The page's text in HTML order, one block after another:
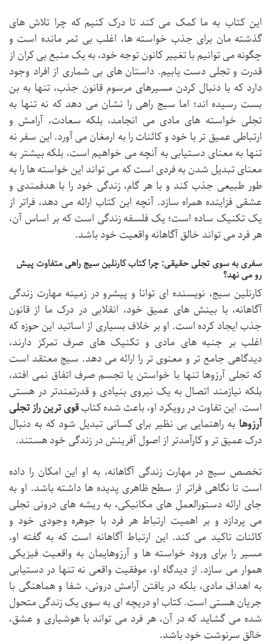
این کتاب به ما کمک می کند تا درک کنیم که چرا تلاش های
گذشته مان برای جذب خواسته ها، اغلب بی ثمر مانده است و
چگونه می توانیم با تغییر کانون توجه خود، به یک منبع بی کران از
قدرت و تجلی دست یابیم. داستان های بی شماری از افراد وجود
دارد که با دنبال کردن مسیرهای مرسوم قانون جذب، تنها به بن
بست رسیده اند؛ اما سیج راهی را نشان می دهد که نه تنها به
تجلی خواسته های مادی می انجامد، بلکه سعادت، آرامش و
ارتباطی عمیق تر با خود و کائنات را به ارمغان می آورد. این سفر نه
تنها به معنای دستیابی به آنچه می خواهیم است، بلکه بیشتر به
معنای تبدیل شدن به فردی است که می تواند این خواسته ها را به
طور طبیعی جذب کند و با هر گام، زندگی خود را با هدفمندی و
عشقی فزاینده همراه سازد. آنچه این کتاب ارائه می دهد، فراتر از
یک تکنیک ساده است؛ یک فلسفه زندگی است که بر اساس آن،
هر فرد می تواند خالق آگاهانه واقعیت خود باشد.
سفری به سوی تجلی حقیقی: چرا کتاب کارنلین سیج راهی متفاوت پیش
رو می نهد؟
کارنلین سیج، نویسنده ای توانا و پیشرو در زمینه مهارت زندگی
آگاهانه، با بینش های عمیق خود، انقلابی در درک ما از قانون
جذب ایجاد کرده است. او بر خلاف بسیاری از اساتید این حوزه که
اغلب بر جنبه های مادی و تکنیک های صرف تمرکز دارند،
دیدگاهی جامع تر و معنوی تر را ارائه می دهد. سیج معتقد است
که تجلی آرزوها تنها با خواستن یا تجسم صرف اتفاق نمی افتد،
بلکه نیازمند اتصال به یک نیروی بنیادی و قدرتمندتر در هستی
است. این تفاوت در رویکرد او، باعث شده کتابقوی ترین راز تجلی
آرزوها به راهنمایی بی نظیر برای کسانی تبدیل شود که به دنبال
درک عمیق تر و کارآمدتر از اصول آفرینش در زندگی خود هستند.
تخصص سیج در مهارت زندگی آگاهانه، به او این امکان را داده
است تا نگاهی فراتر از سطح ظاهری پدیده ها داشته باشد. او به
جای ارائه دستورالعمل های مکانیکی، به ریشه های درونی تجلی
می پردازد و بر اهمیت ارتباط هر فرد با جوهره وجودی خود و
کائنات تاکید می کند. این ارتباط آگاهانه است که به گفته او،
مسیر را برای ورود خواسته ها و آرزوهایمان به واقعیت فیزیکی
هموار می سازد. از دیدگاه او، موفقیت واقعی نه تنها در دستیابی
به اهداف مادی، بلکه در یافتن آرامش درونی، شفا و هماهنگی با
جریان هستی است. کتاب او دریچه ای به سوی یک زندگی متحول
شده می گشاید که در آن، هر فرد می تواند با هوشیاری و عشق،
خالق سرنوشت خود باشد.